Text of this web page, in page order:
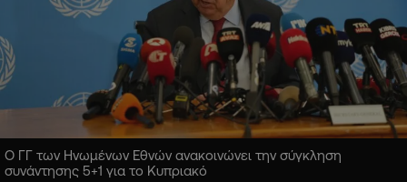
Ο ΓΓ των Ηνωμένων Εθνών ανακοινώνει την σύγκληση
συνάντησης 5+1 για το Κυπριακό